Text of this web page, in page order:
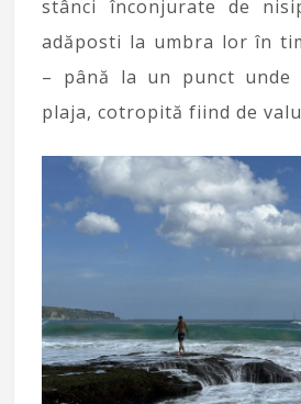
stânci înconjurate de
adăposti la umbra lor în
– până la un punct unde
plaja, cotropită fiind de